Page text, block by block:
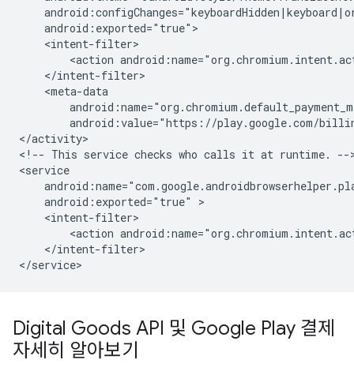
<action
android:value="https://play.google.com/
</activity>
<!-- This service checks who calls it at runtime.
--
android:exported="true"
<action
</intent-filter>
Digital Goods API 및 Google Play 결제
자세히 알아보기